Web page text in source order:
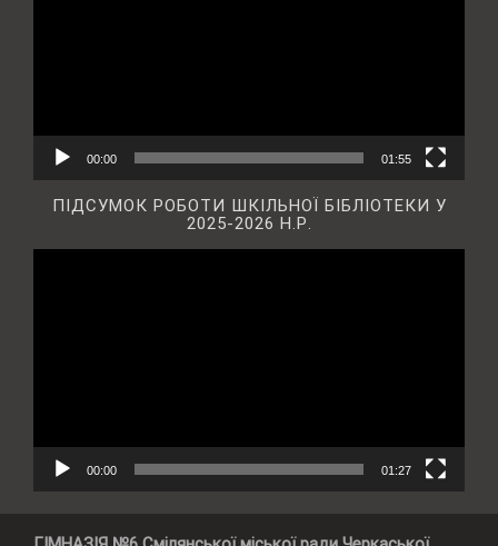
00:00 01:55
ПІДСУМОК РОБОТИ ШКІЛЬНОЇ БІБЛІОТЕКИ У
2025-2026 Н.Р.
00:00 01:27